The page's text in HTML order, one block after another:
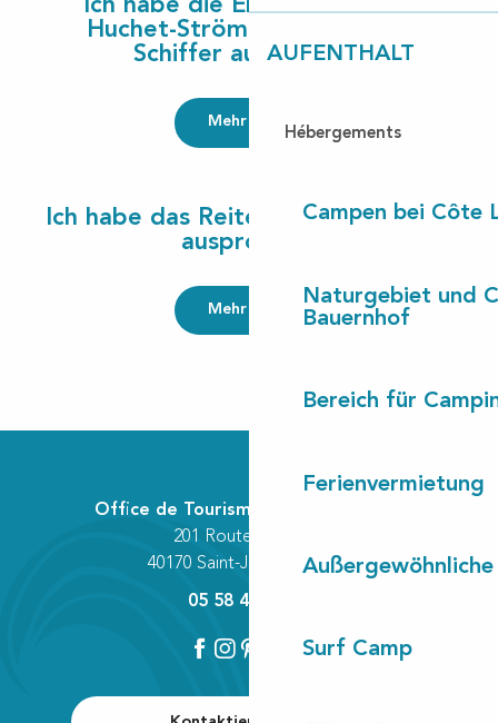
AUFENTHALT
Hébergements
Campen bei Côte
Naturgebiet und
Bauernhof
Bereich für
Ferienvermietung
Surf Camp
Ich habe die Entdeckung der
Huchet-Strömung mit einem
Schiffer ausprobiert
Mehr lesen
Ich habe das Reiten in „les Landes“
ausprobiert
Mehr lesen
Office de Tourisme Communautaire
201 Route des Lacs
40170 Saint-Julien-en-Born
05 58 42 89 80